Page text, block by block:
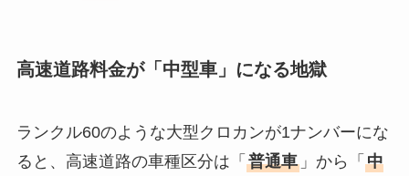
高速道路料金が「中型車」になる地獄
ランクル60のような大型クロカンが1ナンバーにな
ると、高速道路の車種区分は「 普通車」から「 中